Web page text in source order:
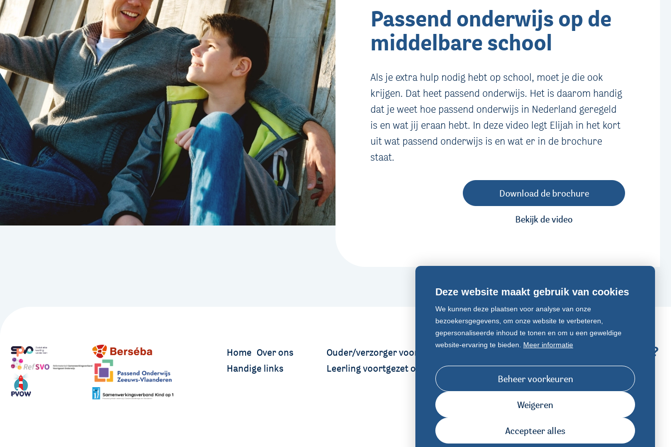
Deze website maakt gebruik van cookies
We kunnen deze plaatsen voor analyse van onze
bezoekersgegevens, om onze website te verbeteren,
gepersonaliseerde inhoud te tonen en om u een geweldige
website-ervaring te bieden. Meer informatie
Beheer voorkeuren
Weigeren
Accepteer alles
Passend onderwijs op de
middelbare school
Als je extra hulp nodig hebt op school, moet je die ook
krijgen. Dat heet passend onderwijs. Het is daarom handig
dat je weet hoe passend onderwijs in Nederland geregeld
is en wat jij eraan hebt. In deze video legt Elijah in het kort
uit wat passend onderwijs is en wat er in de brochure
staat.
Download de brochure
Bekijk de video
Home Over ons
Handige links
Ouder/verzorger voortgezet onderwijs
Leerling voortgezet onderwijs
Een vraag stellen?